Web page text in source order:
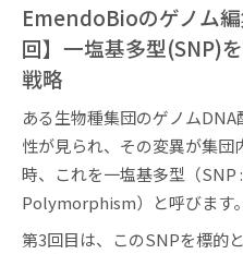
EmendoBioのゲノム
回】一塩基多型(SNP)
戦略
ある生物種集団のゲノム
性が見られ、その変異が集団
時、これを一塩基多型（
Polymorphism）と呼びます。
第3回目は、このSNPを標的